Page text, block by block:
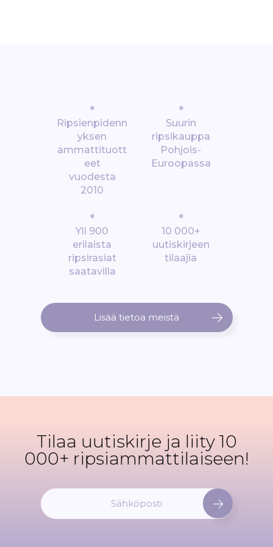
*
Ripsienpidenn
yksen
ammattituott
eet
vuodesta
2010
*
Suurin
ripsikauppa
Pohjois-
Euroopassa
*
Yli 900
erilaista
ripsirasiat
saatavilla
*
10 000+
uutiskirjeen
tilaajia
Lisää tietoa meistä
Tilaa uutiskirje ja liity 10
000+ ripsiammattilaiseen!
T
i